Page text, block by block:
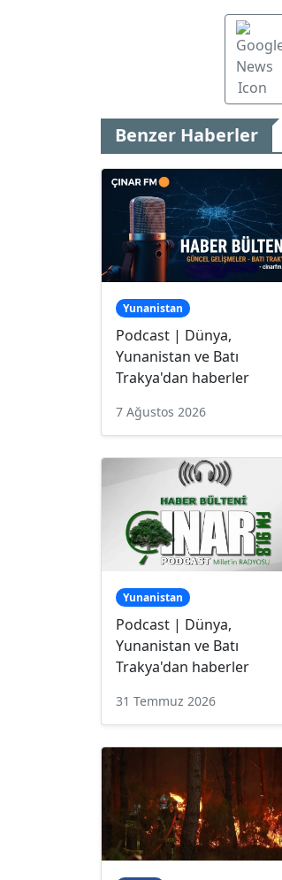
Benzer Haberler
Yunanistan
Podcast | Dünya,
Yunanistan ve Batı
Trakya'dan haberler
7 Ağustos 2026
Yunanistan
Podcast | Dünya,
Yunanistan ve Batı
Trakya'dan haberler
31 Temmuz 2026